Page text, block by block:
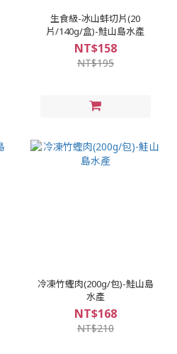
生食級-冰山蚌切片(20
片/140g/盒)-鮭山島水產
NT$158
NT$195
冷凍竹蟶肉(200g/包)-鮭山島
水產
NT$168
NT$210